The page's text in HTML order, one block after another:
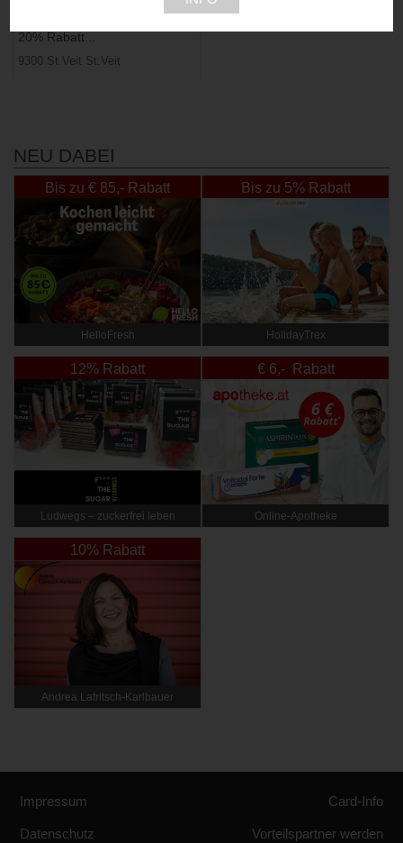
20% Rabatt...
9300 St.Veit St.Veit
NEU DABEI
Bis zu € 85,- Rabatt
HelloFresh
Bis zu 5% Rabatt
HolidayTrex
12% Rabatt
Ludwegs – zuckerfrei leben
€ 6,- Rabatt
Online‑Apotheke
10% Rabatt
Andrea Latritsch-Karlbauer
Impressum
Datenschutz
Card-Info
Vorteilspartner werden